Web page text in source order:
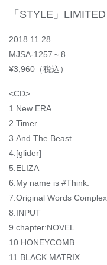
「STYLE」
2018.11.28
MJSA-1257～8
¥3,960（税込）
<CD>
1.New ERA
2.Timer
3.And The Beast.
4.[glider]
5.ELIZA
6.My name is #Think.
7.Original Words
8.INPUT
9.chapter:NOVEL
10.HONEYCOMB
11.BLACK MATRIX